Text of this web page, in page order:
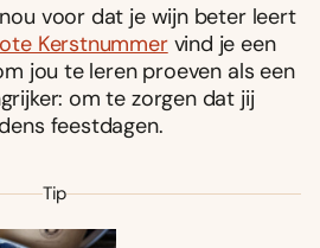
voor dat je wijn beter leert
Kerstnummervind je een
jou te leren proeven als een
om te zorgen dat jij
feestdagen.
Tip